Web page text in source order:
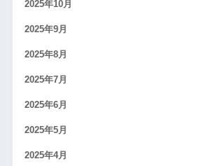
2025年10月
2025年9月
2025年8月
2025年7月
2025年6月
2025年5月
2025年4月